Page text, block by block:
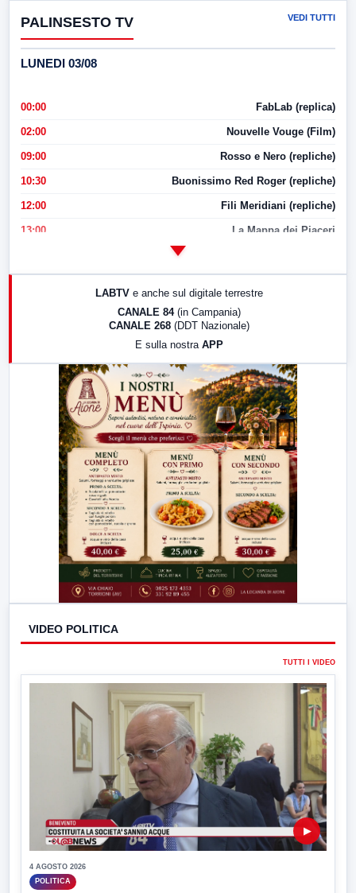
PALINSESTO TV VEDI TUTTI
LUNEDI 03/08
00:00 FabLab (replica)
02:00 Nouvelle Vouge (Film)
09:00 Rosso e Nero (repliche)
10:30 Buonissimo Red Roger (repliche)
12:00 Fili Meridiani (repliche)
13:00 La Mappa dei Piaceri
LabNews (replica)
LABTV e anche sul digitale terrestre
CANALE 84 (in Campania)
CANALE 268 (DDT Nazionale)
E sulla nostra APP
VIDEO POLITICA
TUTTI I VIDEO
▶
4 AGOSTO 2026
POLITICA